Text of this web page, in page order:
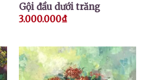
Gội đầu dưới trăng
3.000.000₫